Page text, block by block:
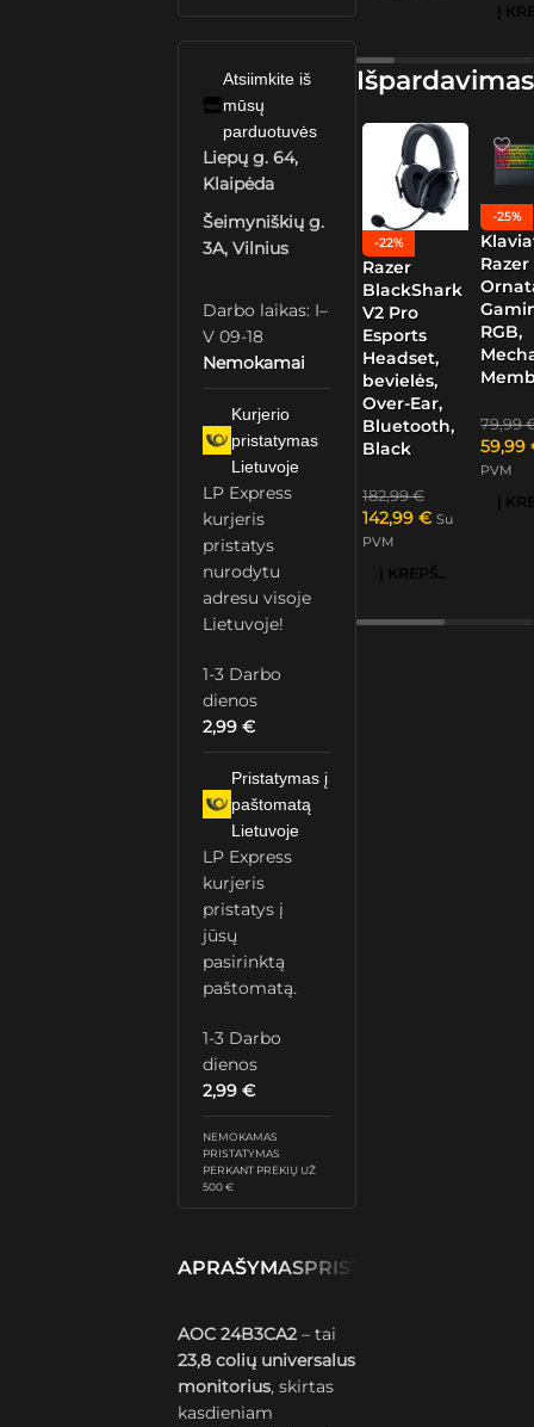
Atsiimkite iš
mūsų
parduotuvės
Liepų g. 64,
Klaipėda
Šeimyniškių g.
3A, Vilnius
Darbo laikas: I–
V 09-18
Nemokamai
Kurjerio
pristatymas
Lietuvoje
LP Express
kurjeris
pristatys
nurodytu
adresu visoje
Lietuvoje!
1-3 Darbo
dienos
2,99€
Pristatymas į
paštomatą
Lietuvoje
LP Express
kurjeris
pristatys į
jūsų
pasirinktą
paštomatą.
1-3 Darbo
dienos
2,99€
NEMOKAMAS
PRISTATYMAS
PERKANT PREKIŲ UŽ
500 €
APRAŠYMASPRISTATYMAS IR
AOC 24B3CA2 – tai
23,8 colių universalus
monitorius, skirtas
kasdieniam
Išpardavimas
-22%
Razer
BlackShark
V2 Pro
Esports
Headset,
bevielės,
Over-Ear,
Bluetooth,
Black
182,99€
142,99 € Su
PVM
Į KREPŠELĮ
-25%
Razer
RGB,
79,99
59,99
PVM